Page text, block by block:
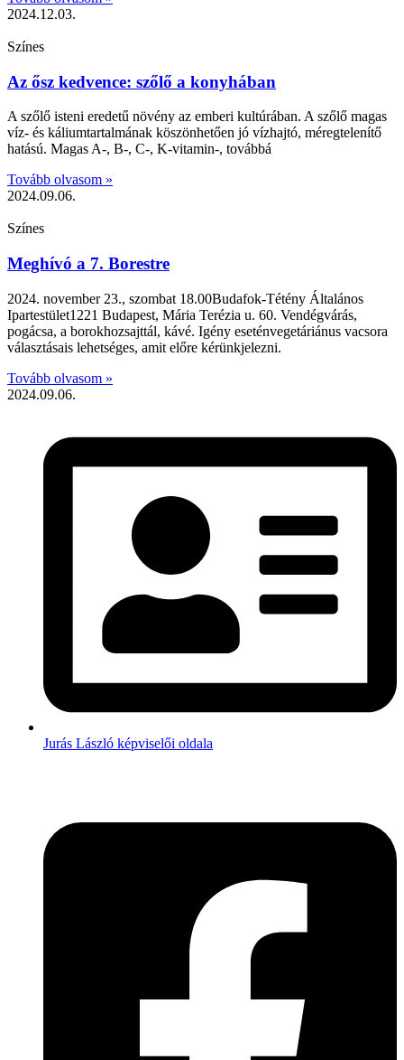
2024.12.03.
Színes
Az ősz kedvence: szőlő a konyhában
A szőlő isteni eredetű növény az emberi kultúrában. A szőlő magas
víz- és káliumtartalmának köszönhetően jó vízhajtó, méregtelenítő
hatású. Magas A-, B-, C-, K-vitamin-, továbbá
Tovább olvasom »
2024.09.06.
Színes
Meghívó a 7. Borestre
2024. november 23., szombat 18.00Budafok-Tétény Általános
Ipartestület1221 Budapest, Mária Terézia u. 60. Vendégvárás,
pogácsa, a borokhozsajttál, kávé. Igény eseténvegetáriánus vacsora
választásais lehetséges, amit előre kérünkjelezni.
Tovább olvasom »
2024.09.06.
Jurás László képviselői oldala